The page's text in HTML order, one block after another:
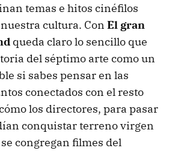
temas e hitos cinéfilos
cultura. Con El gran
queda claro lo sencillo que
del séptimo arte como un
si sabes pensar en las
conectados con el resto
los directores, para pasar
conquistar terreno virgen
congregan filmes del